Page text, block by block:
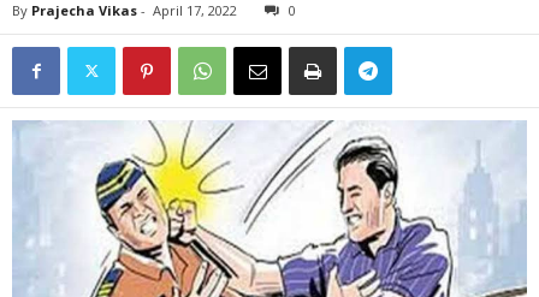
By Prajecha Vikas - April 17, 2022 0